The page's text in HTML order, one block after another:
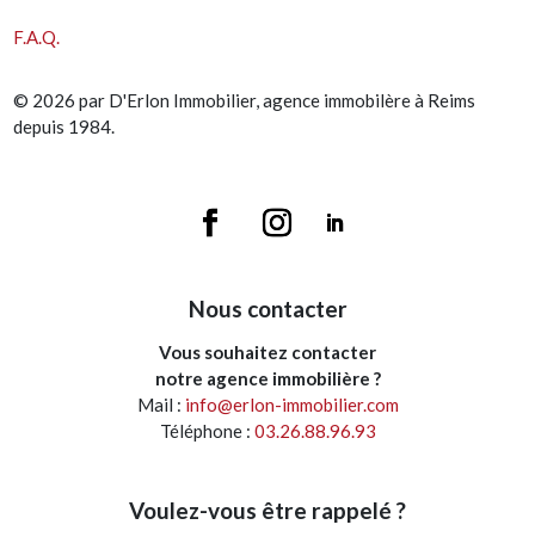
F.A.Q.
© 2026 par D'Erlon Immobilier, agence immobilère à Reims
depuis 1984.
Nous contacter
Vous souhaitez contacter
notre agence immobilière ?
Mail : info@erlon-immobilier.com
Téléphone : 03.26.88.96.93
Voulez-vous être rappelé ?